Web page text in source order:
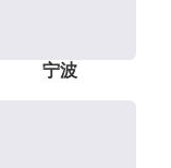
宁波